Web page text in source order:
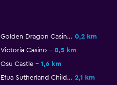
Golden Dragon Casino - Osu Mall 0,2 km
Victoria Casino
0,5 km
Osu Castle
1,6 km
Efua Sutherland Children's Park 2,1 km